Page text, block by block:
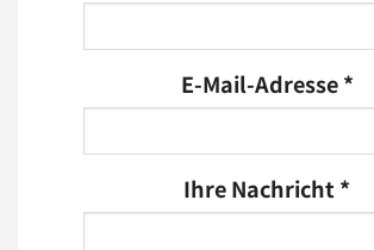
E-Mail-Adresse *
Ihre Nachricht *